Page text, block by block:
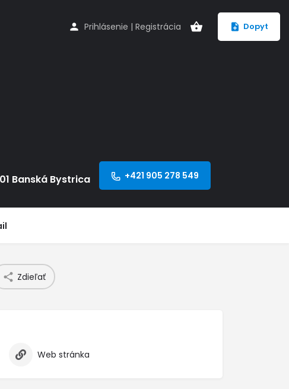
Prihlásenie | Registrácia Dopyt
Banská Bystrica +421 905 278 549
Zdieľať
Web stránka